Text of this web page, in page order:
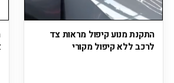
התקנת מנוע קיפול מראות צד
לרכב ללא קיפול מקורי